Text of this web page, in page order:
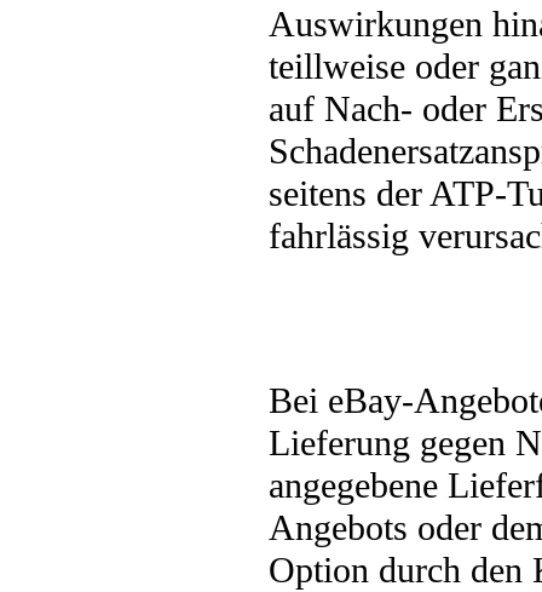
Auswirkungen
teillweise oder
auf Nach- oder
seitens der ATP-
fahrlässig
Bei eBay-
Lieferung gegen
angegebene
Angebots oder
Option durch den